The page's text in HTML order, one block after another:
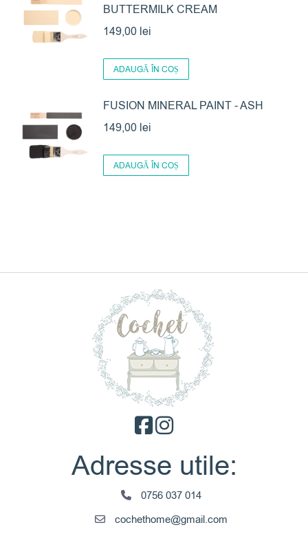
BUTTERMILK CREAM
149,00 lei
ADAUGĂ ÎN COȘ
FUSION MINERAL PAINT - ASH
149,00 lei
ADAUGĂ ÎN COȘ
Adresse utile:
0756 037 014
cochethome@gmail.com